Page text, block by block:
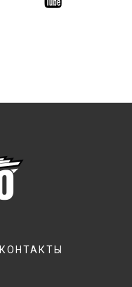
КОНТАКТЫ